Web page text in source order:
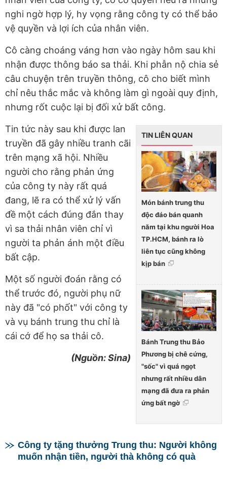
nghi ngờ hợp lý, hy vọng rằng công ty có thể bảo
vệ quyền và lợi ích của nhân viên.
Cô càng choáng váng hơn vào ngày hôm sau khi
nhận được thông báo sa thải. Khi phẫn nộ chia sẻ
câu chuyện trên truyền thông, cô cho biết mình
chỉ nêu thắc mắc và không làm gì ngoài quy định,
nhưng rốt cuộc lại bị đối xử bất công.
TIN LIÊN QUAN
Món bánh trung thu
độc đáo bán quanh
năm tại khu người Hoa
TP.HCM, bánh ra lò
liên tục cũng không
kịp bán
Bánh Trung thu Bảo
Phương bị chê cứng,
"sốc" vì quá ngọt
nhưng rất nhiều dân
mạng đã đưa ra phản
ứng bất ngờ
Tin tức này sau khi được lan
truyền đã gây nhiều tranh cãi
trên mạng xã hội. Nhiều
người cho rằng phản ứng
của công ty này rất quá
đang, lẽ ra có thể xử lý vấn
đề một cách đúng đắn thay
vì sa thải nhân viên chỉ vì
người ta phản ánh một điều
bất cập.
Một số người đoán rằng có
thể trước đó, người phụ nữ
này đã "có phốt" với công ty
và vụ bánh trung thu chỉ là
cái cớ để họ sa thải cô.
(Nguồn: Sina)
Công ty tặng thưởng Trung thu: Người không
muốn nhận tiền, người thà không có quà